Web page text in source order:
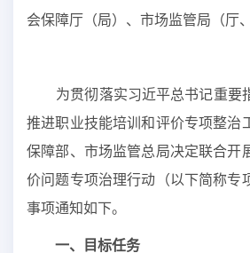
会保障厅（局）、市场监管局（厅
为贯彻落实习近平总书记重要
推进职业技能培训和评价专项整治
保障部、市场监管总局决定联合开
价问题专项治理行动（以下简称专
事项通知如下。
一、目标任务